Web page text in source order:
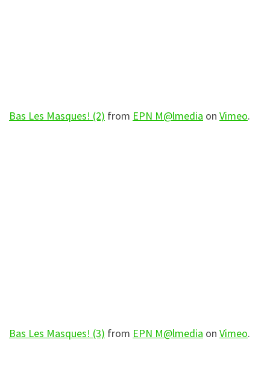
Bas Les Masques! (2) from EPN M@lmedia on Vimeo.
Bas Les Masques! (3) from EPN M@lmedia on Vimeo.